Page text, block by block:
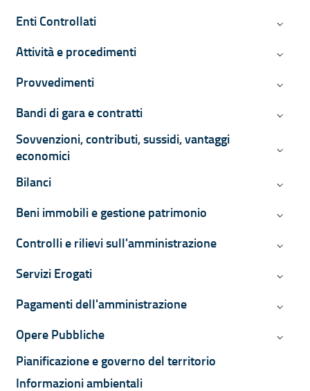
Enti Controllati Enti
Attività e procedimenti
Provvedimenti
Bandi di gara e contratti Bandi
Sovvenzioni, contributi, sussidi, vantaggi
economici
Bilanci Bilanci
Beni immobili e gestione patrimonio Beni
Controlli e rilievi sull'amministrazione
Servizi Erogati Servizi
Pagamenti dell'amministrazione
Opere Pubbliche Opere
Pianificazione e governo del territorio
Informazioni ambientali